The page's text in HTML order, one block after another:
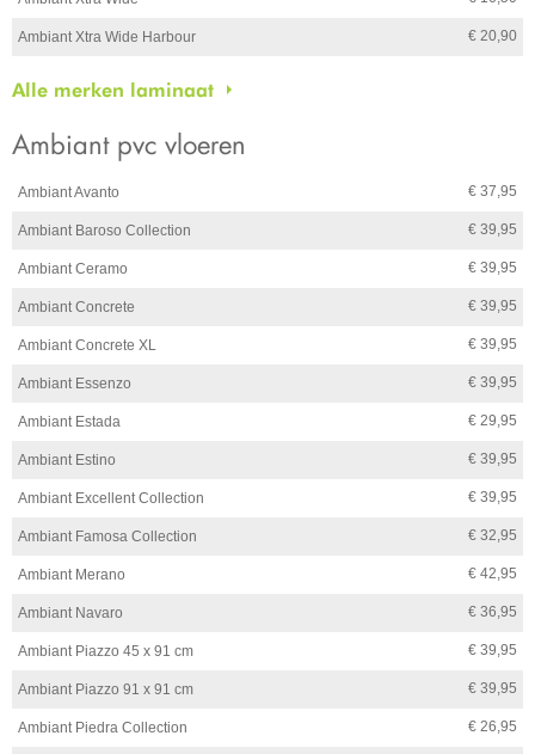
Ambiant Xtra Wide Harbour € 20,90
Alle merken laminaat
Ambiant pvc vloeren
Ambiant Avanto € 37,95
Ambiant Baroso Collection € 39,95
Ambiant Ceramo € 39,95
Ambiant Concrete € 39,95
Ambiant Concrete XL € 39,95
Ambiant Essenzo € 39,95
Ambiant Estada € 29,95
Ambiant Estino € 39,95
Ambiant Excellent Collection € 39,95
Ambiant Famosa Collection € 32,95
Ambiant Merano € 42,95
Ambiant Navaro € 36,95
Ambiant Piazzo 45 x 91 cm € 39,95
Ambiant Piazzo 91 x 91 cm € 39,95
Ambiant Piedra Collection € 26,95